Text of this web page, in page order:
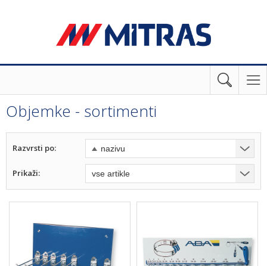
Objemke - sortimenti
Razvrsti po:
Prikaži: